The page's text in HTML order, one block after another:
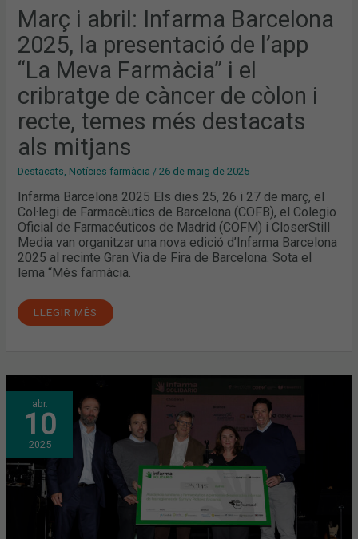
Març i abril: Infarma Barcelona
2025, la presentació de l’app
“La Meva Farmàcia” i el
cribratge de càncer de còlon i
recte, temes més destacats
als mitjans
Destacats, Notícies farmàcia /26 de maig de 2025
Infarma Barcelona 2025 Els dies 25, 26 i 27 de març, el
Col·legi de Farmacèutics de Barcelona (COFB), el Colegio
Oficial de Farmacéuticos de Madrid (COFM) i CloserStill
Media van organitzar una nova edició d’Infarma Barcelona
2025 al recinte Gran Via de Fira de Barcelona. Sota el
lema “Més farmàcia.
MÉS
DESTACATS
ALS
MITJANS
LLEGIR MÉS
abr.
10
2025
INFARMA SOLIDARIO
RECAPTA
34.915
EUROS
PER
REFORÇAR
L’ASSISTÈNCIA
SANITÀRIA
I
FARMACÈUTICA
UCRAÏNA